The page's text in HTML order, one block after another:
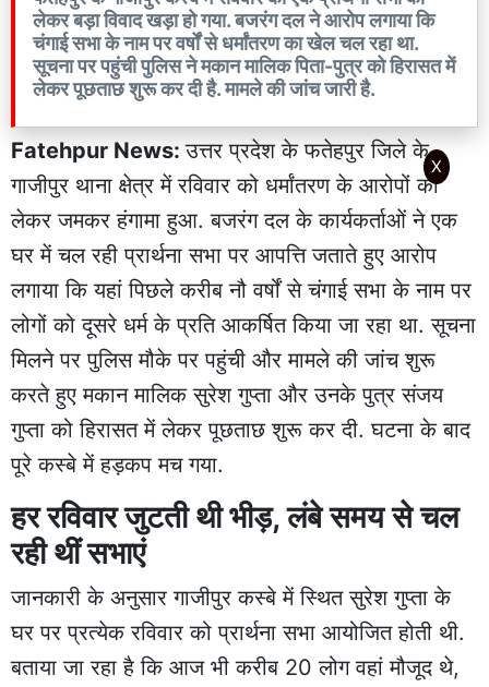
लेकर बड़ा विवाद खड़ा हो गया. बजरंग दल ने आरोप लगाया कि
चंगाई सभा के नाम पर वर्षों से धर्मांतरण का खेल चल रहा था.
सूचना पर पहुंची पुलिस ने मकान मालिक पिता-पुत्र को हिरासत में
लेकर पूछताछ शुरू कर दी है. मामले की जांच जारी है.
Fatehpur News:उत्तर प्रदेश के फतेहपुर जिले के
गाजीपुर थाना क्षेत्र में रविवार को धर्मांतरण के आरोपों को
लेकर जमकर हंगामा हुआ. बजरंग दल के कार्यकर्ताओं ने एक
घर में चल रही प्रार्थना सभा पर आपत्ति जताते हुए आरोप
लगाया कि यहां पिछले करीब नौ वर्षों से चंगाई सभा के नाम पर
लोगों को दूसरे धर्म के प्रति आकर्षित किया जा रहा था. सूचना
मिलने पर पुलिस मौके पर पहुंची और मामले की जांच शुरू
करते हुए मकान मालिक सुरेश गुप्ता और उनके पुत्र संजय
गुप्ता को हिरासत में लेकर पूछताछ शुरू कर दी. घटना के बाद
पूरे कस्बे में हड़कप मच गया.
हर रविवार जुटती थी भीड़, लंबे समय से चल
रही थीं सभाएं
जानकारी के अनुसार गाजीपुर कस्बे में स्थित सुरेश गुप्ता के
घर पर प्रत्येक रविवार को प्रार्थना सभा आयोजित होती थी.
बताया जा रहा है कि आज भी करीब 20 लोग वहां मौजूद थे,
X